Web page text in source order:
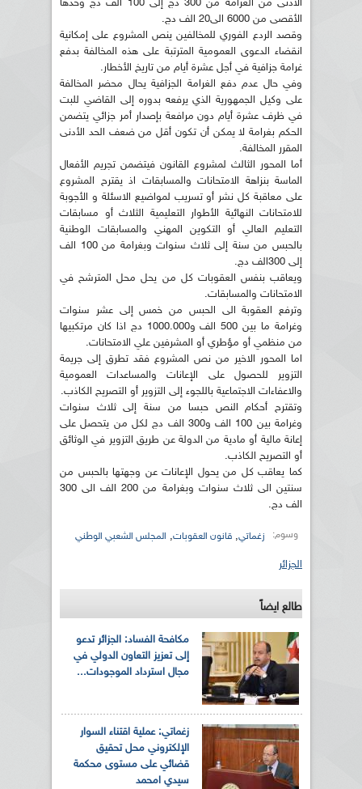
الأدنى من الغرامة من 300 دج إلى 100 ألف دج وحدها
الأقصى من 6000 الى20 الف دج.
وقصد الردع الفوري للمخالفين ينص المشروع على إمكانية
انقضاء الدعوى العمومية المترتبة على هذه المخالفة بدفع
غرامة جزافية في أجل عشرة أيام من تاريخ الأخطار.
وفي حال عدم دفع الغرامة الجزافية يحال محضر المخالفة
على وكيل الجمهورية الذي يرفعه بدوره إلى القاضي للبت
في ظرف عشرة أيام دون مرافعة بإصدار أمر جزائي يتضمن
الحكم بغرامة لا يمكن أن تكون أقل من ضعف الحد الأدنى
المقرر المخالفة.
أما المحور الثالث لمشروع القانون فيتضمن تجريم الأفعال
الماسة بنزاهة الامتحانات والمسابقات اذ يقترح المشروع
على معاقبة كل نشر أو تسريب لمواضيع الاسئلة و الأجوبة
للامتحانات النهائية الأطوار التعليمية الثلاث أو مسابقات
التعليم العالي أو التكوين المهني والمسابقات الوطنية
بالحبس من سنة إلى ثلاث سنوات وبغرامة من 100 الف
إلى 300الف دج.
ويعاقب بنفس العقوبات كل من يحل محل المترشح في
الامتحانات والمسابقات.
وترفع العقوبة الى الحبس من خمس إلى عشر سنوات
وغرامة ما بين 500 الف و1000.000 دج اذا كان مرتكبيها
من منظمي أو مؤطري أو المشرفين علي الامتحانات.
اما المحور الاخير من نص المشروع فقد تطرق إلى جريمة
التزوير للحصول على الإعانات والمساعدات العمومية
والاعفاءات الاجتماعية باللجوء إلى التزوير أو التصريح الكاذب.
وتقترح أحكام النص حبسا من سنة إلى ثلاث سنوات
وغرامة بين 100 الف و300 الف دج لكل من يتحصل على
إعانة مالية أو مادية من الدولة عن طريق التزوير في الوثائق
أو التصريح الكاذب.
كما يعاقب كل من يحول الإعانات عن وجهتها بالحبس من
سنتين الى ثلاث سنوات وبغرامة من 200 الف الى 300
الف دج.
وسوم: زغماتي, قانون العقوبات, المجلس الشعبي الوطني
الجزائر
طالع ايضاً
مكافحة الفساد: الجزائر تدعو
إلى تعزيز التعاون الدولي في
مجال استرداد الموجودات...
زغماتي: عملية اقتناء السوار
الإلكتروني محل تحقيق
قضائي على مستوى محكمة
سيدي امحمد